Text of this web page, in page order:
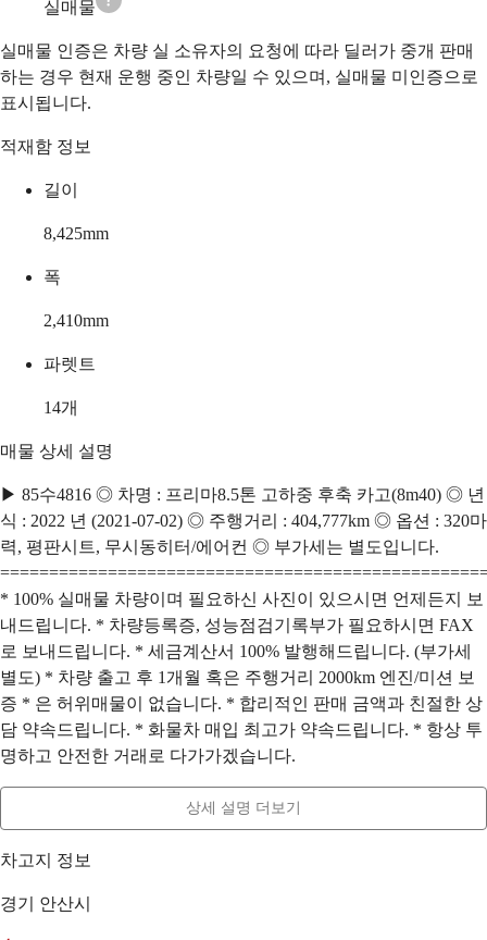
실매물
실매물 인증은 차량 실 소유자의 요청에 따라 딜러가 중개 판매
하는 경우 현재 운행 중인 차량일 수 있으며, 실매물 미인증으로
표시됩니다.
적재함 정보
길이
8,425mm
폭
2,410mm
파렛트
14개
매물 상세 설명
▶ 85수4816 ◎ 차명 : 프리마8.5톤 고하중 후축 카고(8m40) ◎ 년
식 : 2022 년 (2021-07-02) ◎ 주행거리 : 404,777km ◎ 옵션 : 320마
력, 평판시트, 무시동히터/에어컨 ◎ 부가세는 별도입니다.
* 100% 실매물 차량이며 필요하신 사진이 있으시면 언제든지 보
내드립니다. * 차량등록증, 성능점검기록부가 필요하시면 FAX
로 보내드립니다. * 세금계산서 100% 발행해드립니다. (부가세
별도) * 차량 출고 후 1개월 혹은 주행거리 2000km 엔진/미션 보
증 * 은 허위매물이 없습니다. * 합리적인 판매 금액과 친절한 상
담 약속드립니다. * 화물차 매입 최고가 약속드립니다. * 항상 투
명하고 안전한 거래로 다가가겠습니다.
상세 설명 더보기
차고지 정보
경기 안산시